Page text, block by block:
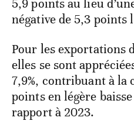
5,9 points au lieu
négative de 5,3 points
Pour les exportations
elles se sont
7,9%, contribuant à la
points en légère
rapport à 2023.